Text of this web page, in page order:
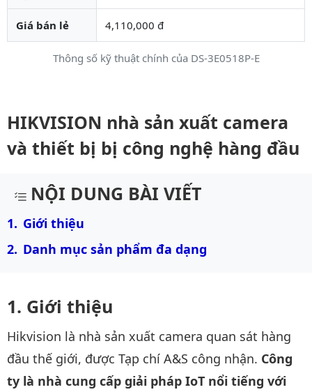
Thông số kỹ thuật chính của DS-3E0518P-E
Giá bán lẻ 4,110,000 đ
HIKVISION nhà sản xuất camera
và thiết bị bị công nghệ hàng đầu
NỘI DUNG BÀI VIẾT
Giới thiệu
Danh mục sản phẩm đa dạng
Giới thiệu
Hikvision là nhà sản xuất camera quan sát hàng
đầu thế giới, được Tạp chí A&S công nhận. Công
ty là nhà cung cấp giải pháp IoT nổi tiếng với